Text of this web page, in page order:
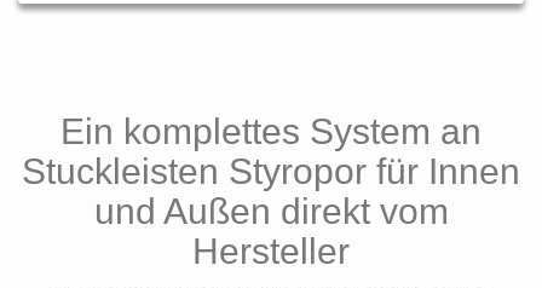
Ein komplettes System an
Stuckleisten Styropor für Innen
und Außen direkt vom
Hersteller